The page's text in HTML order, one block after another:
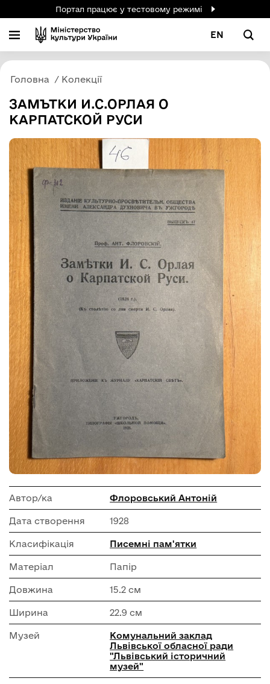
Портал працює у тестовому режимі
EN
Головна Колекції
ЗАМЪТКИ И.С.ОРЛАЯ О
КАРПАТСКОЙ РУСИ
Автор/ка Флоровський Антоній
Дата створення 1928
Класифікація Писемні пам'ятки
Матеріал Папір
Довжина 15.2 см
Ширина 22.9 см
Музей
Комунальний заклад
Львівської обласної ради
"Львівський історичний
музей"